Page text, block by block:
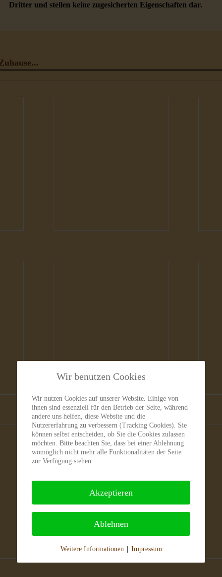
Dritter und stellen keine zugesicherten Eigenschaften dar.
Hunde
Wir benutzen Cookies
Wir nutzen Cookies auf unserer Website. Einige von
ihnen sind essenziell für den Betrieb der Seite, während
andere uns helfen, diese Website und die
Nutzererfahrung zu verbessern (Tracking Cookies). Sie
können selbst entscheiden, ob Sie die Cookies zulassen
möchten. Bitte beachten Sie, dass bei einer Ablehnung
womöglich nicht mehr alle Funktionalitäten der Seite
zur Verfügung stehen.
Akzeptieren
Ablehnen
Weitere Informationen Impressum